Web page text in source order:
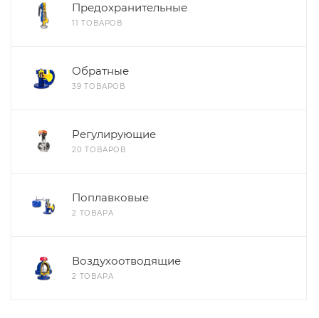
Предохранительные
11 ТОВАРОВ
Обратные
39 ТОВАРОВ
Регулирующие
20 ТОВАРОВ
Поплавковые
2 ТОВАРА
Воздухоотводящие
2 ТОВАРА